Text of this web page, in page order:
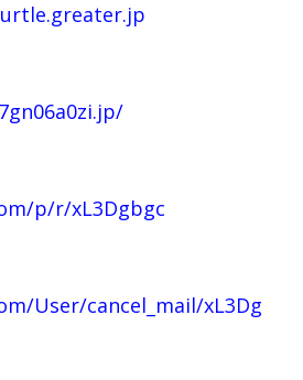
p/r/xL3Dgbgc
User/cancel_mail/xL3Dg